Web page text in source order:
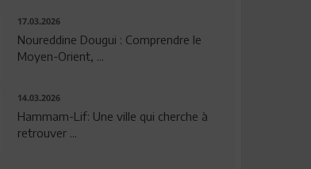
17.03.2026
Noureddine Dougui : Comprendre le
Moyen-Orient, ...
14.03.2026
Hammam-Lif: Une ville qui cherche à
retrouver ...